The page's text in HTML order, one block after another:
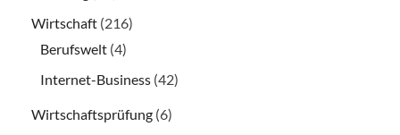
Wirtschaft (216)
Berufswelt (4)
Internet-Business (42)
Wirtschaftsprüfung (6)